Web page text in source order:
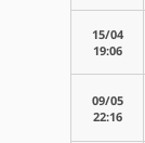
15/04
19:06
09/05
22:16